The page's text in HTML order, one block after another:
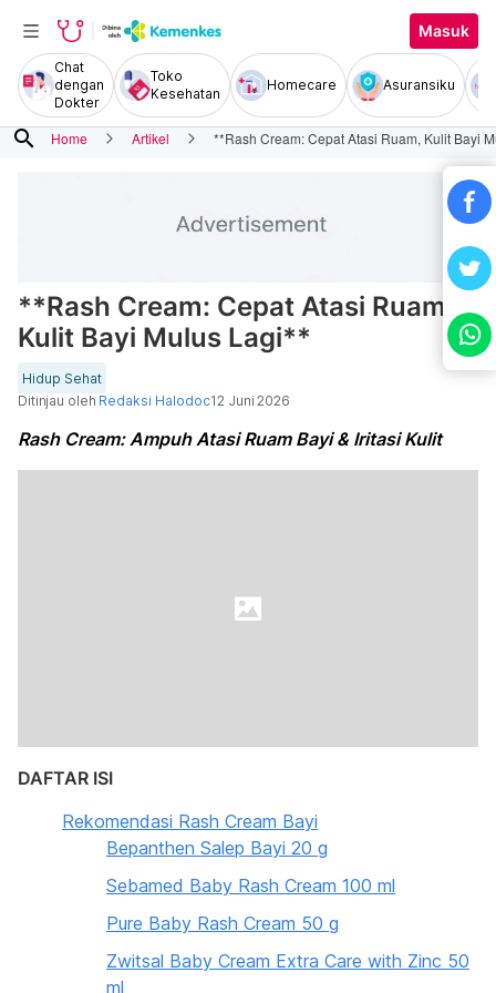
Masuk
Chat
dengan
Dokter
Toko
Kesehatan
Homecare Asuransiku
search Home Artikel **Rash Cream: Cepat Atasi Ruam, Kulit Bayi
**Rash Cream: Cepat Atasi Ruam,
Kulit Bayi Mulus Lagi**
Hidup Sehat
Ditinjau oleh Redaksi Halodoc12 Juni 2026
Rash Cream: Ampuh Atasi Ruam Bayi & Iritasi Kulit
DAFTAR ISI
Rekomendasi Rash Cream Bayi
Bepanthen Salep Bayi 20 g
Sebamed Baby Rash Cream 100 ml
Pure Baby Rash Cream 50 g
Zwitsal Baby Cream Extra Care with Zinc 50
ml